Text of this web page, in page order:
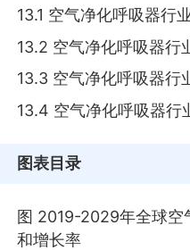
13.1 空气净化呼吸器行
13.2 空气净化呼吸器行
13.3 空气净化呼吸器行
13.4 空气净化呼吸器行
图表目录
图 2019-2029年全球空
和增长率